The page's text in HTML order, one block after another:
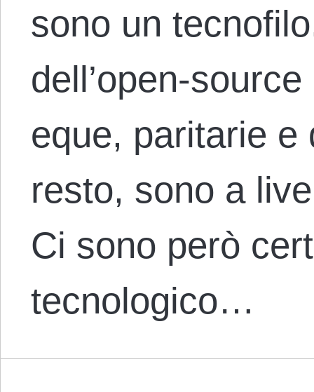
sono un
dell’open-
eque, paritarie e
resto, sono a
Ci sono però
tecnologico…